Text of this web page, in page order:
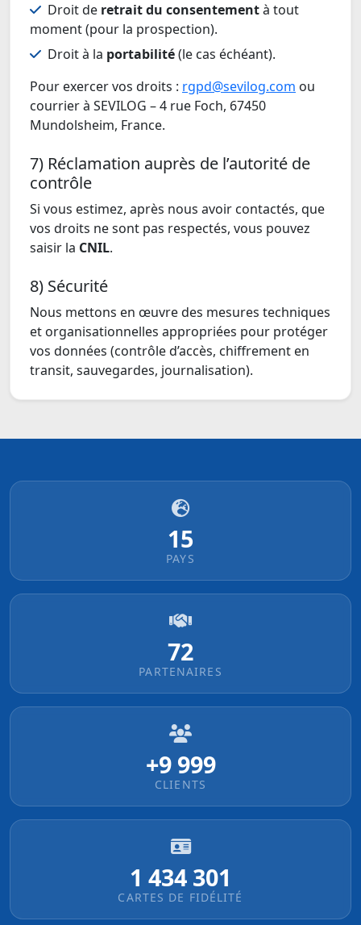
Droit de retrait du consentementà tout
moment (pour la prospection).
Droit à la portabilité(le cas échéant).
Pour exercer vos droits : rgpd@sevilog.com ou
courrier à SEVILOG – 4 rue Foch, 67450
Mundolsheim, France.
7) Réclamation auprès de l’autorité de
contrôle
Si vous estimez, après nous avoir contactés, que
vos droits ne sont pas respectés, vous pouvez
saisir la CNIL.
8) Sécurité
Nous mettons en œuvre des mesures techniques
et organisationnelles appropriées pour protéger
vos données (contrôle d’accès, chiffrement en
transit, sauvegardes, journalisation).
15
PAYS
72
PARTENAIRES
+10 000
CLIENTS
1 434 302
CARTES DE FIDÉLITÉ